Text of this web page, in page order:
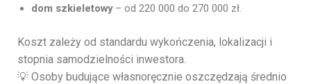
dom szkieletowy– od 220 000 do 270 000 zł.
Koszt zależy od standardu wykończenia, lokalizacji i
stopnia samodzielności inwestora.
💡 Osoby budujące własnoręcznie oszczędzają średnio